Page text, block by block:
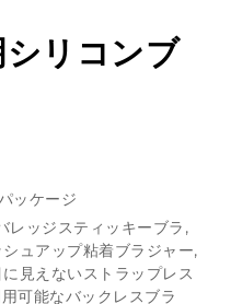
リコンブ
ッケージ
レッジスティッキーブラ,
ュアップ粘着ブラジャー,
見えないストラップレス
可能なバックレスブラ